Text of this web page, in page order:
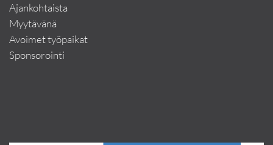
Ajankohtaista
Myytävänä
Avoimet työpaikat
Sponsorointi